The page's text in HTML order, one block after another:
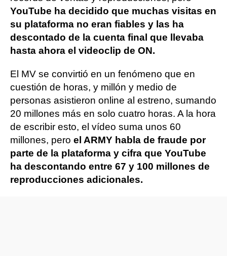
YouTube ha decidido que muchas visitas en
su plataforma no eran fiables y las ha
descontado de la cuenta final que llevaba
hasta ahora el videoclip de ON.
El MV se convirtió en un fenómeno que en
cuestión de horas, y millón y medio de
personas asistieron online al estreno, sumando
20 millones más en solo cuatro horas. A la hora
de escribir esto, el vídeo suma unos 60
millones, pero el ARMY habla de fraude por
parte de la plataforma y cifra que YouTube
ha descontando entre 67 y 100 millones de
reproducciones adicionales.